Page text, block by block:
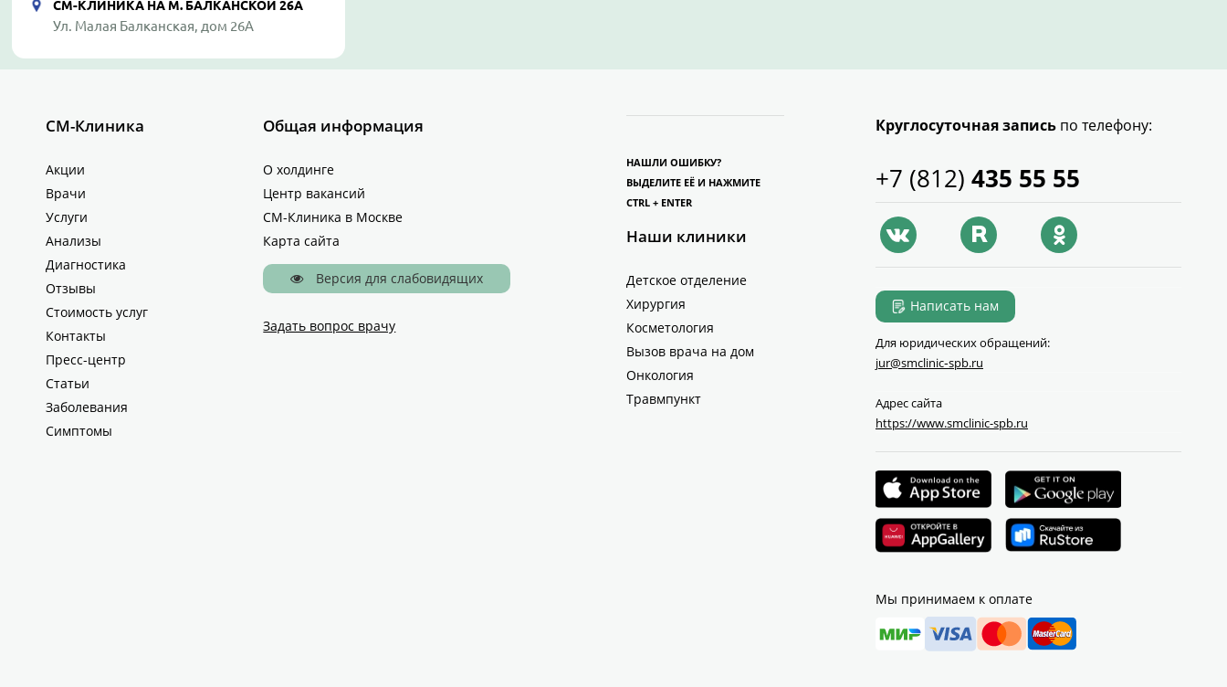
СМ-КЛИНИКА НА М. БАЛКАНСКОЙ 26А
Ул. Малая Балканская, дом 26А
СМ-Клиника
Акции
Врачи
Услуги
Анализы
Диагностика
Отзывы
Стоимость услуг
Контакты
Пресс-центр
Статьи
Заболевания
Симптомы
Общая информация
О холдинге
Центр вакансий
СМ-Клиника в Москве
Карта сайта
Версия для слабовидящих
Задать вопрос врачу
НАШЛИ ОШИБКУ?
ВЫДЕЛИТЕ ЕЁ И НАЖМИТЕ
CTRL + ENTER
Наши клиники
Детское отделение
Хирургия
Косметология
Вызов врача на дом
Онкология
Травмпункт
Круглосуточная записьпо телефону:
+7 (812) 435 55 55
Написать нам
Для юридических обращений:
jur@smclinic‑spb.ru
Адрес сайта
https://www.smclinic-spb.ru
Мы принимаем к оплате